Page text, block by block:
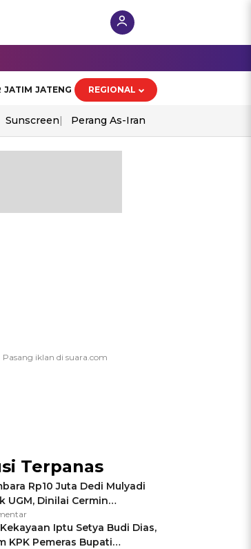
JATIM JATENG REGIONAL
Sunscreen Perang As-Iran
Terpanas
Rp10 Juta Dedi Mulyadi
UGM, Dinilai Cermin
Negara Jamin Keamanan
Iptu Setya Budi Dias,
KPK Pemeras Bupati